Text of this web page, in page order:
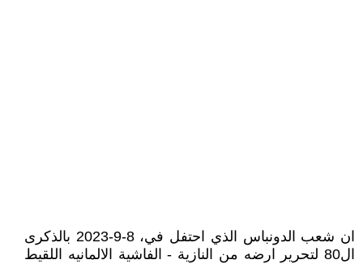
ان شعب الدونباس الذي احتفل في، 8-9-2023 بالذكرى
ال80 لتحرير ارضه من النازية - الفاشية الالمانيه اللقيط